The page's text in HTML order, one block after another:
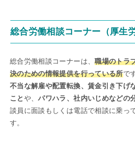
総合労働相談コーナー（厚生労
総合労働相談コーナーは、職場のトラ
決のための情報提供を行っている所で
不当な解雇や配置転換、賃金引き下げ
ことや、パワハラ、社内いじめなどの
談員に面談もしくは電話で相談に乗っ
す。